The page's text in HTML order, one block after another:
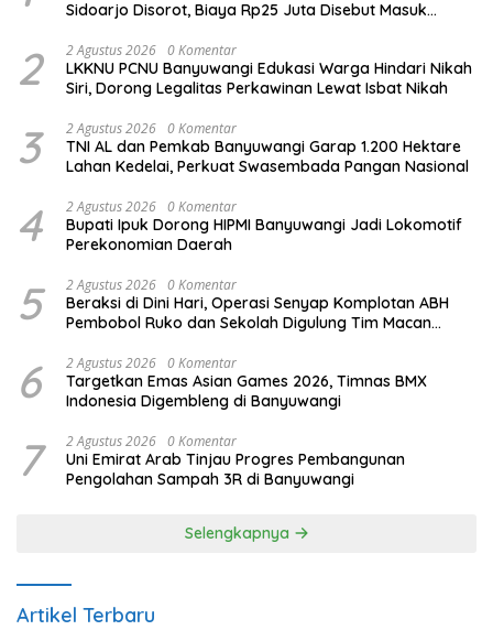
Sidoarjo Disorot, Biaya Rp25 Juta Disebut Masuk
2 2 Agustus 2026 0 Komentar
LKKNU PCNU Banyuwangi Edukasi Warga Hindari Nikah
Siri, Dorong Legalitas Perkawinan Lewat Isbat Nikah
3 2 Agustus 2026 0 Komentar
TNI AL dan Pemkab Banyuwangi Garap 1.200 Hektare
Lahan Kedelai, Perkuat Swasembada Pangan Nasional
4 2 Agustus 2026 0 Komentar
Bupati Ipuk Dorong HIPMI Banyuwangi Jadi Lokomotif
Perekonomian Daerah
5 2 Agustus 2026 0 Komentar
Beraksi di Dini Hari, Operasi Senyap Komplotan ABH
Pembobol Ruko dan Sekolah Digulung Tim Macan
6 2 Agustus 2026 0 Komentar
Targetkan Emas Asian Games 2026, Timnas BMX
Indonesia Digembleng di Banyuwangi
7 2 Agustus 2026 0 Komentar
Uni Emirat Arab Tinjau Progres Pembangunan
Pengolahan Sampah 3R di Banyuwangi
Selengkapnya
Artikel Terbaru